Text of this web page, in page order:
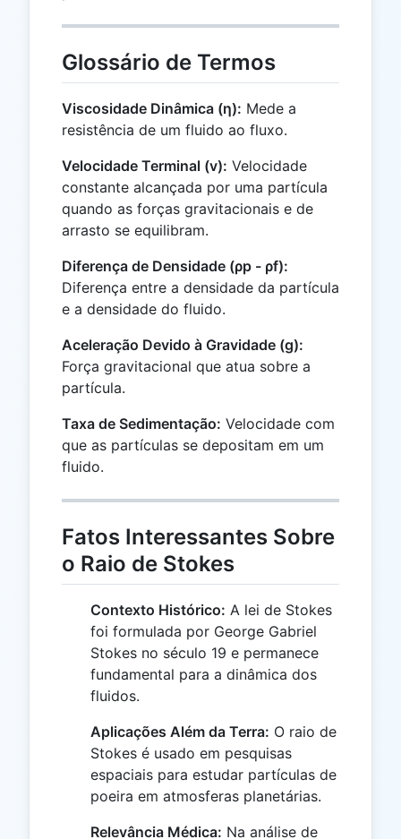
Glossário de Termos
Viscosidade Dinâmica (η): Mede a
resistência de um fluido ao fluxo.
Velocidade Terminal (v): Velocidade
constante alcançada por uma partícula
quando as forças gravitacionais e de
arrasto se equilibram.
Diferença de Densidade (ρp - ρf):
Diferença entre a densidade da partícula
e a densidade do fluido.
Aceleração Devido à Gravidade (g):
Força gravitacional que atua sobre a
partícula.
Taxa de Sedimentação: Velocidade com
que as partículas se depositam em um
fluido.
Fatos Interessantes Sobre
o Raio de Stokes
Contexto Histórico: A lei de Stokes
foi formulada por George Gabriel
Stokes no século 19 e permanece
fundamental para a dinâmica dos
fluidos.
Aplicações Além da Terra: O raio de
Stokes é usado em pesquisas
espaciais para estudar partículas de
poeira em atmosferas planetárias.
Relevância Médica: Na análise de